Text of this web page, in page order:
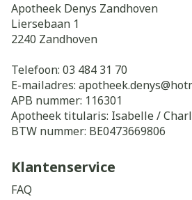
Apotheek Denys Zandhoven
Liersebaan 1
2240 Zandhoven
Telefoon: 03 484 31 70
E-mailadres: apotheek.denys@
APB nummer: 116301
Apotheek titularis: Isabelle /
BTW nummer: BE0473669806
Klantenservice
FAQ